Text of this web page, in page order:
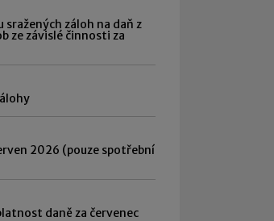
sražených záloh na daň z
ze závislé činnosti za
2026 (pouze spotřební
daně za červenec